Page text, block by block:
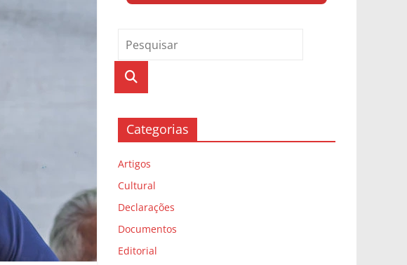
Categorias
Artigos
Cultural
Declarações
Documentos
Editorial